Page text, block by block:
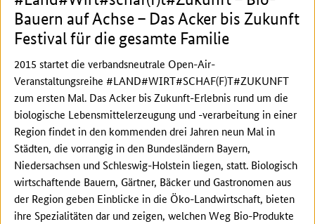
Bauern auf Achse – Das Acker bis Zukunft
Festival für die gesamte Familie
2015 startet die verbandsneutrale Open-Air-
Veranstaltungsreihe #LAND#WIRT#SCHAF(F)T#ZUKUNFT
zum ersten Mal. Das Acker bis Zukunft-Erlebnis rund um die
biologische Lebensmittelerzeugung und -verarbeitung in einer
Region findet in den kommenden drei Jahren neun Mal in
Städten, die vorrangig in den Bundesländern Bayern,
Niedersachsen und Schleswig-Holstein liegen, statt. Biologisch
wirtschaftende Bauern, Gärtner, Bäcker und Gastronomen aus
der Region geben Einblicke in die Öko-Landwirtschaft, bieten
ihre Spezialitäten dar und zeigen, welchen Weg Bio-Produkte